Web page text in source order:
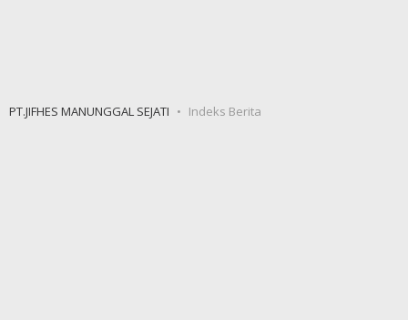
PT.JIFHES MANUNGGAL SEJATI Indeks Berita